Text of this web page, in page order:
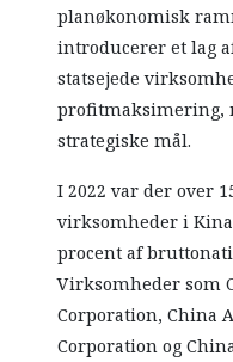
planøkonomisk
introducerer et lag
statsejede
profitmaksimering,
strategiske mål.
I 2022 var der over
virksomheder i
procent af
Virksomheder som
Corporation, China
Corporation og